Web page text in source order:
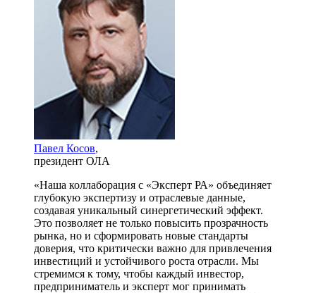
Павел Косов,
президент ОЛА
«Наша коллаборация с «Эксперт РА» объединяет
глубокую экспертизу и отраслевые данные,
создавая уникальный синергетический эффект.
Это позволяет не только повысить прозрачность
рынка, но и сформировать новые стандарты
доверия, что критически важно для привлечения
инвестиций и устойчивого роста отрасли. Мы
стремимся к тому, чтобы каждый инвестор,
предприниматель и эксперт мог принимать